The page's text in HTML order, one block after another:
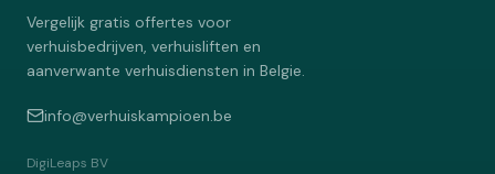
Vergelijk gratis offertes voor
verhuisbedrijven, verhuisliften en
aanverwante verhuisdiensten in Belgie.
info@verhuiskampioen.be
DigiLeaps BV